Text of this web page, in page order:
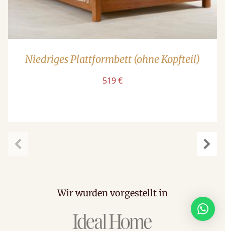
Niedriges Plattformbett (ohne Kopfteil)
519 €
Wir wurden vorgestellt in